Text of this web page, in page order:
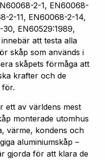
2-1, EN60068-
2-11, EN60068-2-14,
EN60529:1989,
att testa alla
skåp som används i
skåpets förmåga att
krafter och de
för.
ett av världens mest
monterade utomhus
värme, kondens och
aluminiumskåp –
gjorda för att klara de